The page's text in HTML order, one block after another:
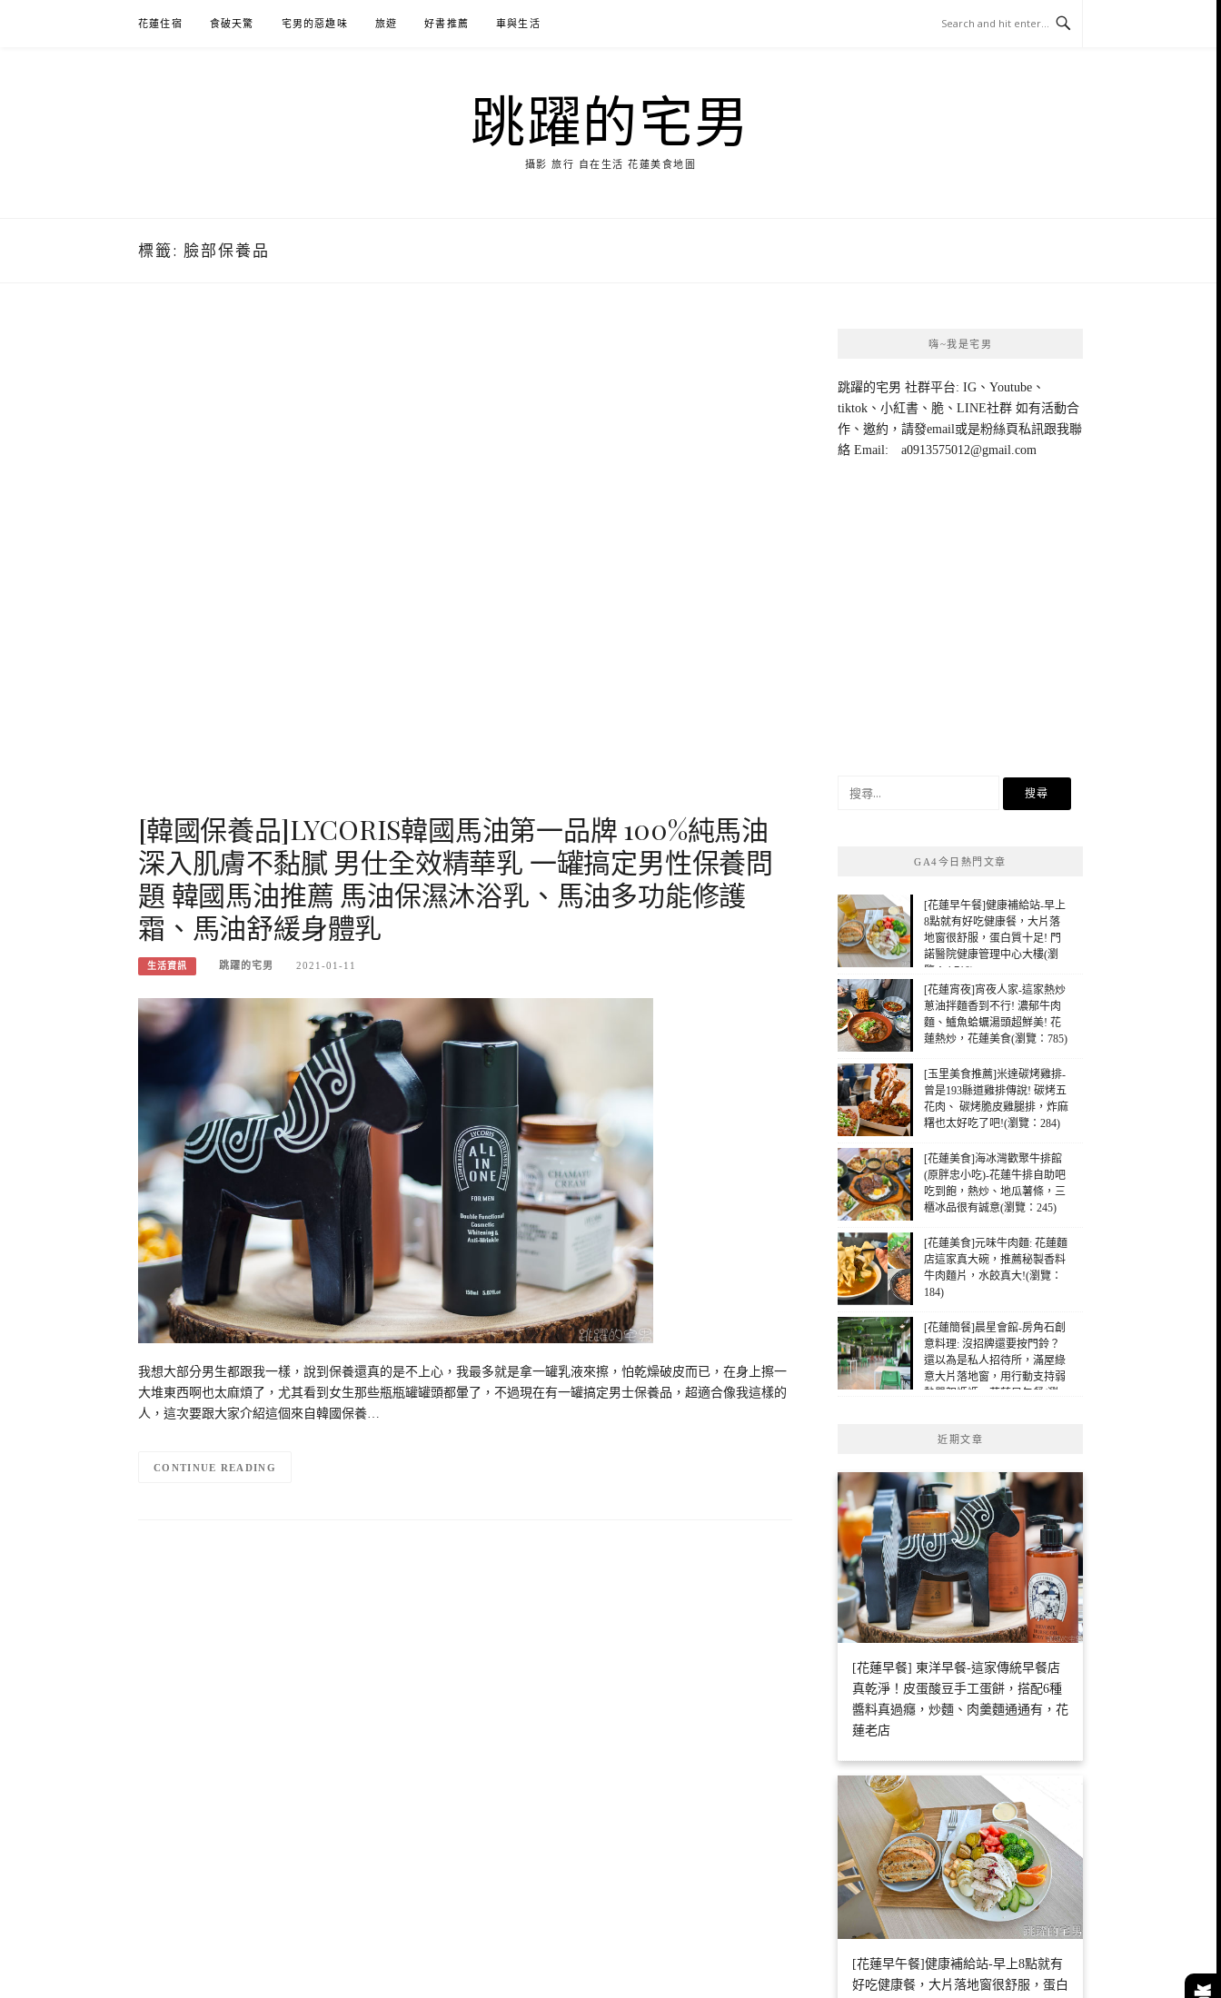
花蓮住宿 食破天驚 宅男的惡趣味 旅遊 好書推薦 車與生活
跳躍的宅男
攝影 旅行 自在生活 花蓮美食地圖
標籤: 臉部保養品
[韓國保養品]LYCORIS韓國馬油第一品牌 100%純馬油
深入肌膚不黏膩 男仕全效精華乳 一罐搞定男性保養問
題 韓國馬油推薦 馬油保濕沐浴乳、馬油多功能修護
霜、馬油舒緩身體乳
生活資訊 跳躍的宅男 2021-01-11
我想大部分男生都跟我一樣，說到保養還真的是不上心，我最多就是拿一罐乳液來擦，怕乾燥破皮而已，在身上擦一
大堆東西啊也太麻煩了，尤其看到女生那些瓶瓶罐罐頭都暈了，不過現在有一罐搞定男士保養品，超適合像我這樣的
人，這次要跟大家介紹這個來自韓國保養…
CONTINUE READING
嗨~我是宅男
跳躍的宅男 社群平台: IG、Youtube、
tiktok、小紅書、脆、LINE社群 如有活動合
作、邀約，請發email或是粉絲頁私訊跟我聯
絡 Email: a0913575012@gmail.com
GA4今日熱門文章
[花蓮早午餐]健康補給站-早上
8點就有好吃健康餐，大片落
地窗很舒服，蛋白質十足! 門
諾醫院健康管理中心大樓(瀏
覽：4,710)
[花蓮宵夜]宵夜人家-這家熱炒
蔥油拌麵香到不行! 濃郁牛肉
麵、鱸魚蛤蠣湯頭超鮮美! 花
蓮熱炒，花蓮美食(瀏覽：785)
[玉里美食推薦]米達碳烤雞排-
曾是193縣道雞排傳說! 碳烤五
花肉、 碳烤脆皮雞腿排，炸麻
糬也太好吃了吧!(瀏覽：284)
[花蓮美食]海冰灣歡聚牛排館
(原胖忠小吃)-花蓮牛排自助吧
吃到飽，熱炒、地瓜薯條，三
櫃冰品很有誠意(瀏覽：245)
[花蓮美食]元味牛肉麵: 花蓮麵
店這家真大碗，推薦秘製香料
牛肉麵片，水餃真大!(瀏覽：
184)
[花蓮簡餐]晨星會館-房角石創
意料理: 沒招牌還要按門鈴？
還以為是私人招待所，滿屋綠
意大片落地窗，用行動支持弱
勢單親媽媽，花蓮早午餐(瀏
近期文章
[花蓮早餐] 東洋早餐-這家傳統早餐店
真乾淨！皮蛋酸豆手工蛋餅，搭配6種
醬料真過癮，炒麵、肉羹麵通通有，花
蓮老店
[花蓮早午餐]健康補給站-早上8點就有
好吃健康餐，大片落地窗很舒服，蛋白